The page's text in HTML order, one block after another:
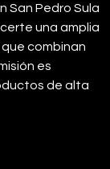
San Pedro Sula
una amplia
combinan
es
de alta